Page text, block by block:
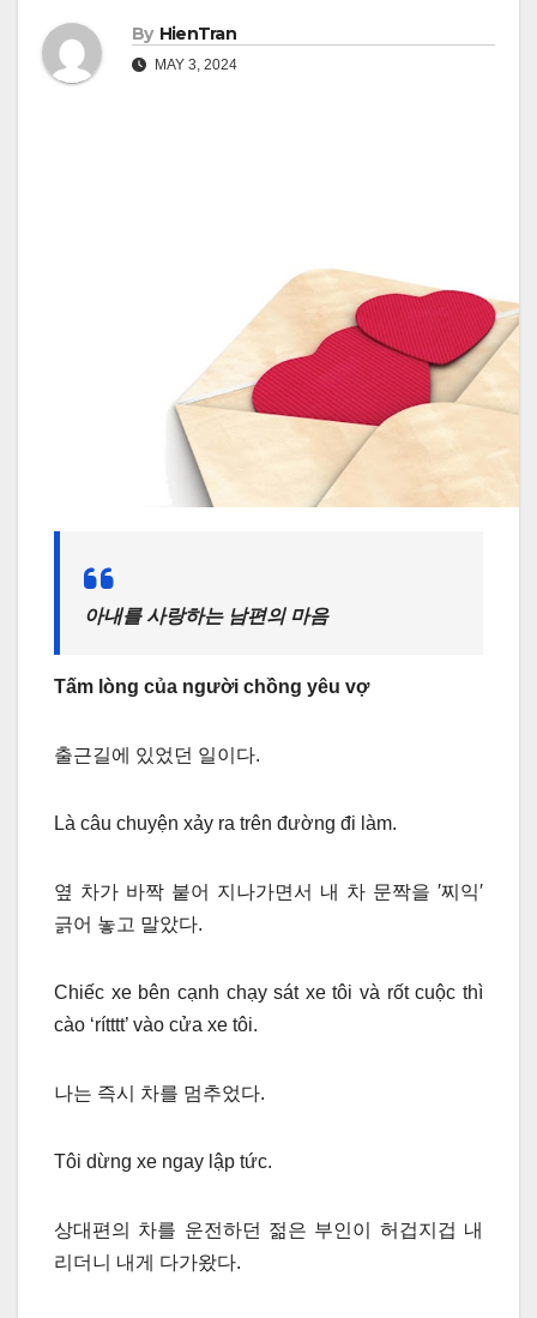
By HienTran
MAY 3, 2024
아내를 사랑하는 남편의 마음
Tấm lòng của người chồng yêu vợ
출근길에 있었던 일이다.
Là câu chuyện xảy ra trên đường đi làm.
옆 차가 바짝 붙어 지나가면서 내 차 문짝을 ′찌익′
긁어 놓고 말았다.
Chiếc xe bên cạnh chạy sát xe tôi và rốt cuộc thì
cào ‘rítttt’ vào cửa xe tôi.
나는 즉시 차를 멈추었다.
Tôi dừng xe ngay lập tức.
상대편의 차를 운전하던 젊은 부인이 허겁지겁 내
리더니 내게 다가왔다.